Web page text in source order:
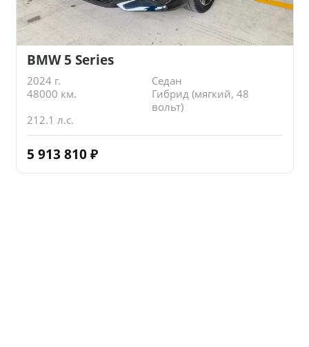
BMW 5 Series
2024 г.
Седан
48000 км.
Гибрид (мягкий, 48
вольт)
212.1 л.с.
5 913 810 ₽